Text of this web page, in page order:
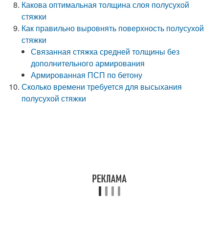
Какова оптимальная толщина слоя полусухой
стяжки
Как правильно выровнять поверхность полусухой
стяжки
Связанная стяжка средней толщины без
дополнительного армирования
Армированная ПСП по бетону
Сколько времени требуется для высыхания
полусухой стяжки